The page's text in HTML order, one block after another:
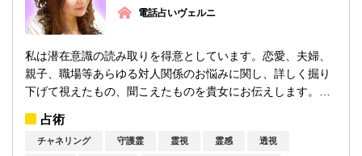
電話占いヴェルニ
私は潜在意識の読み取りを得意としています。恋愛、夫婦、
親子、職場等あらゆる対人関係のお悩みに関し、詳しく掘り
下げて視えたもの、聞こえたものを貴女にお伝えします。貴
占術
チャネリング 守護霊 霊視 霊感 透視